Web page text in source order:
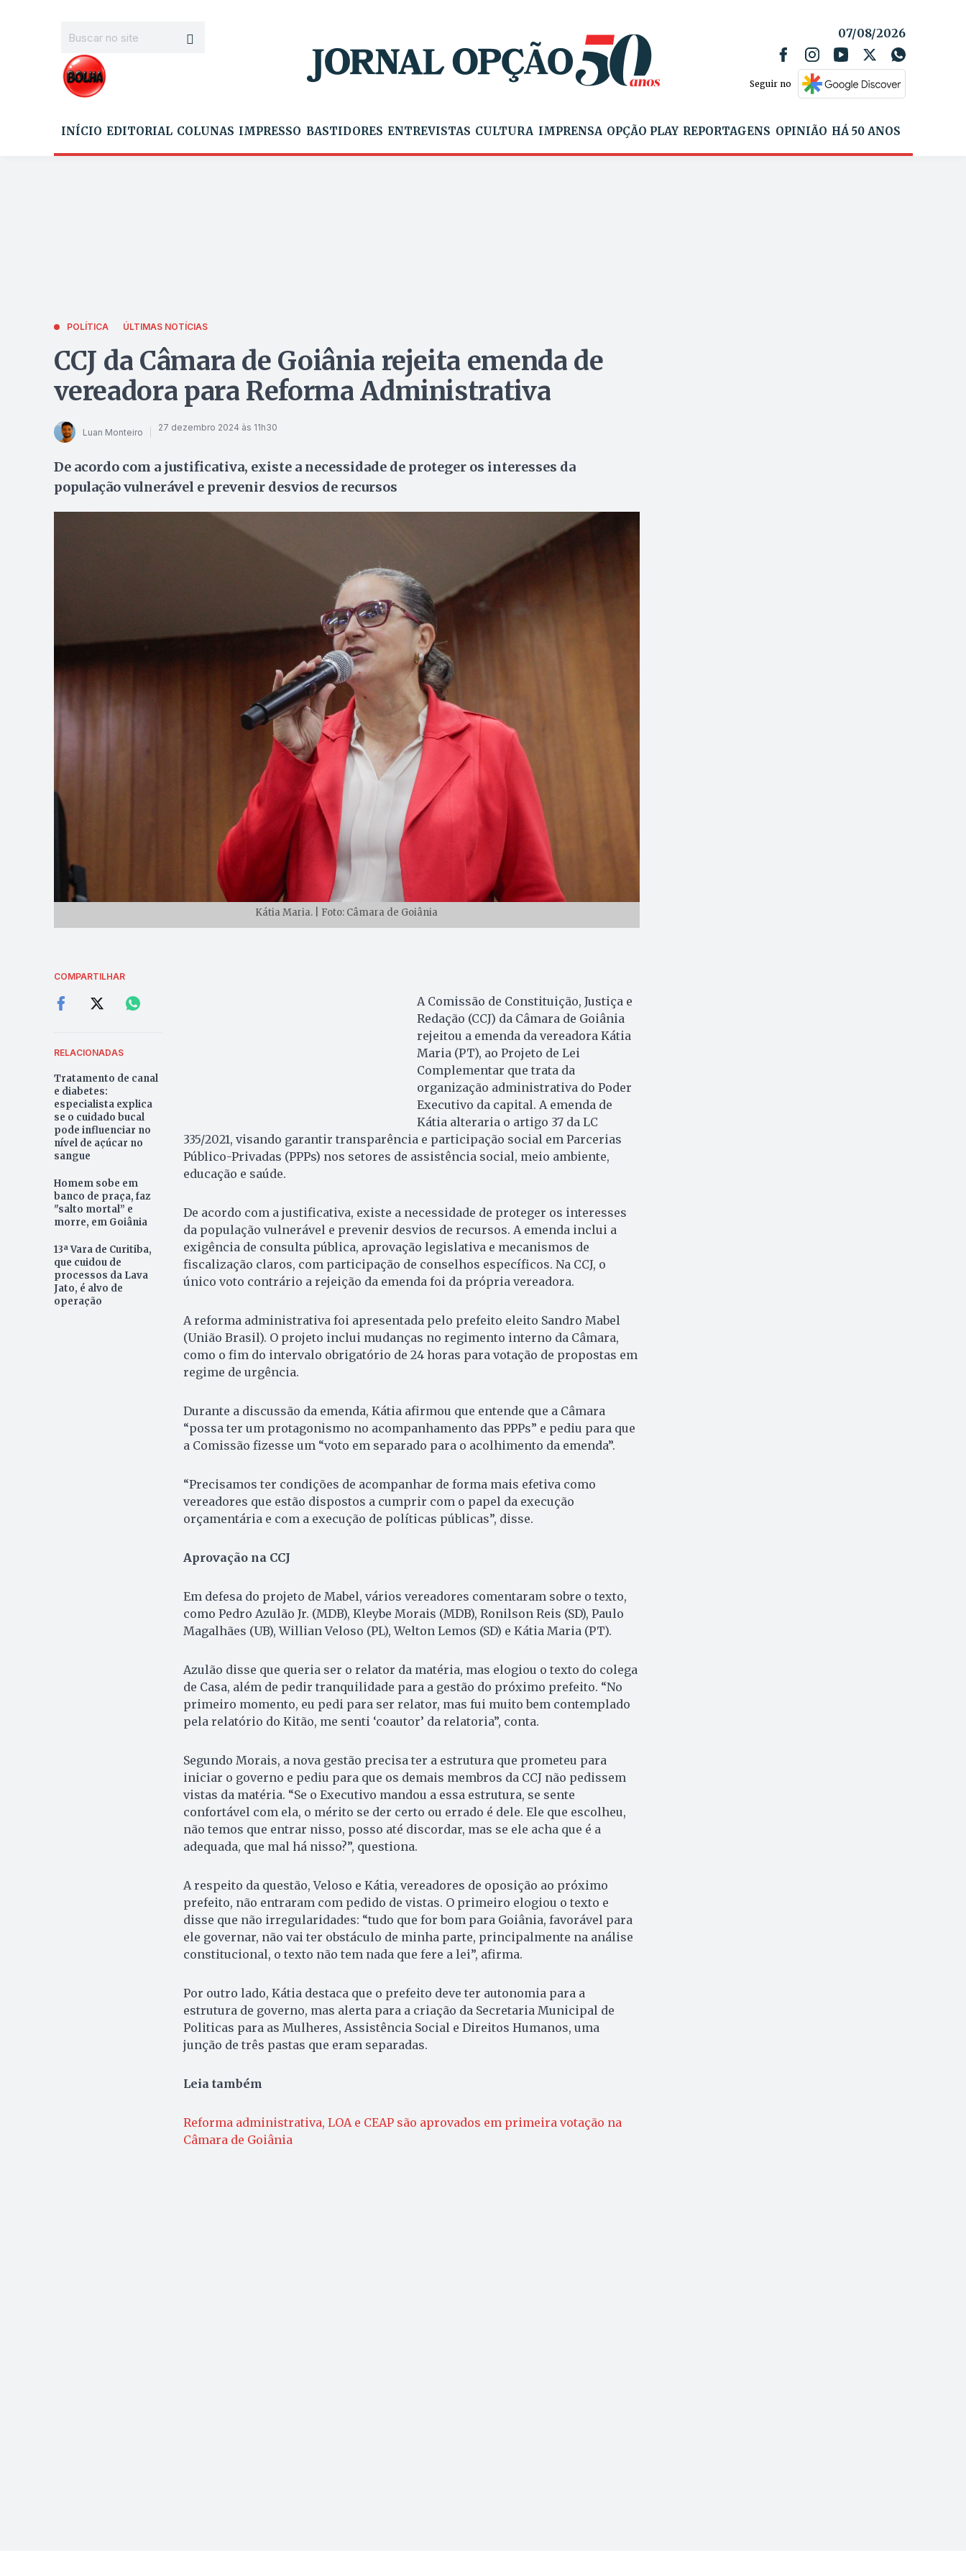
07/08/2026
Seguir no
INÍCIO EDITORIAL COLUNAS IMPRESSO BASTIDORES ENTREVISTAS CULTURA IMPRENSA OPÇÃO PLAY REPORTAGENS OPINIÃO HÁ 50 ANOS
POLÍTICA ÚLTIMAS NOTÍCIAS
CCJ da Câmara de Goiânia rejeita emenda de
vereadora para Reforma Administrativa
Luan Monteiro 27 dezembro 2024 às 11h30
De acordo com a justificativa, existe a necessidade de proteger os interesses da
população vulnerável e prevenir desvios de recursos
Kátia Maria. | Foto: Câmara de Goiânia
COMPARTILHAR
RELACIONADAS
Tratamento de canal
e diabetes:
especialista explica
se o cuidado bucal
pode influenciar no
nível de açúcar no
sangue
Homem sobe em
banco de praça, faz
"salto mortal” e
morre, em Goiânia
13ª Vara de Curitiba,
que cuidou de
processos da Lava
Jato, é alvo de
operação
A Comissão de Constituição, Justiça e
Redação (CCJ) da Câmara de Goiânia
rejeitou a emenda da vereadora Kátia
Maria (PT), ao Projeto de Lei
Complementar que trata da
organização administrativa do Poder
Executivo da capital. A emenda de
Kátia alteraria o artigo 37 da LC
335/2021, visando garantir transparência e participação social em Parcerias
Público-Privadas (PPPs) nos setores de assistência social, meio ambiente,
educação e saúde.
De acordo com a justificativa, existe a necessidade de proteger os interesses
da população vulnerável e prevenir desvios de recursos. A emenda inclui a
exigência de consulta pública, aprovação legislativa e mecanismos de
fiscalização claros, com participação de conselhos específicos. Na CCJ, o
único voto contrário a rejeição da emenda foi da própria vereadora.
A reforma administrativa foi apresentada pelo prefeito eleito Sandro Mabel
(União Brasil). O projeto inclui mudanças no regimento interno da Câmara,
como o fim do intervalo obrigatório de 24 horas para votação de propostas em
regime de urgência.
Durante a discussão da emenda, Kátia afirmou que entende que a Câmara
“possa ter um protagonismo no acompanhamento das PPPs” e pediu para que
a Comissão fizesse um “voto em separado para o acolhimento da emenda”.
“Precisamos ter condições de acompanhar de forma mais efetiva como
vereadores que estão dispostos a cumprir com o papel da execução
orçamentária e com a execução de políticas públicas”, disse.
Aprovação na CCJ
Em defesa do projeto de Mabel, vários vereadores comentaram sobre o texto,
como Pedro Azulão Jr. (MDB), Kleybe Morais (MDB), Ronilson Reis (SD), Paulo
Magalhães (UB), Willian Veloso (PL), Welton Lemos (SD) e Kátia Maria (PT).
Azulão disse que queria ser o relator da matéria, mas elogiou o texto do colega
de Casa, além de pedir tranquilidade para a gestão do próximo prefeito. “No
primeiro momento, eu pedi para ser relator, mas fui muito bem contemplado
pela relatório do Kitão, me senti ‘coautor’ da relatoria”, conta.
Segundo Morais, a nova gestão precisa ter a estrutura que prometeu para
iniciar o governo e pediu para que os demais membros da CCJ não pedissem
vistas da matéria. “Se o Executivo mandou a essa estrutura, se sente
confortável com ela, o mérito se der certo ou errado é dele. Ele que escolheu,
não temos que entrar nisso, posso até discordar, mas se ele acha que é a
adequada, que mal há nisso?”, questiona.
A respeito da questão, Veloso e Kátia, vereadores de oposição ao próximo
prefeito, não entraram com pedido de vistas. O primeiro elogiou o texto e
disse que não irregularidades: “tudo que for bom para Goiânia, favorável para
ele governar, não vai ter obstáculo de minha parte, principalmente na análise
constitucional, o texto não tem nada que fere a lei”, afirma.
Por outro lado, Kátia destaca que o prefeito deve ter autonomia para a
estrutura de governo, mas alerta para a criação da Secretaria Municipal de
Politicas para as Mulheres, Assistência Social e Direitos Humanos, uma
junção de três pastas que eram separadas.
Leia também
Reforma administrativa, LOA e CEAP são aprovados em primeira votação na
Câmara de Goiânia